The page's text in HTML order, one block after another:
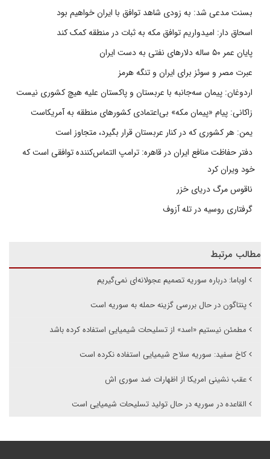
بسنت مدعی شد: به زودی شاهد توافق با ایران خواهیم بود
اسحاق دار: امیدواریم توافق مکه به ثبات در منطقه کمک کند
پایان عمر ۵۰ ساله دلارهای نفتی به دست ایران
عبرت مصر و سوئز برای ایران و تنگه هرمز
اردوغان: پیمان سه‌جانبه با عربستان و پاکستان علیه هیچ کشوری نیست
زاکانی: پیام «پیمان مکه» بی‌اعتمادی کشورهای منطقه به آمریکاست
یمن: هر کشوری که در کنار عربستان قرار بگیرد، متجاوز است
دفتر حفاظت منافع ایران در قاهره: ترامپ التماس‌کننده توافقی است که
خود ویران کرد
ناقوس مرگ دریای خزر
گرفتاری روسیه در تله آزوف
مطالب مرتبط
اوباما: درباره سوریه تصمیم عجولانه‌ای نمی‌گیریم
پنتاگون در حال بررسی گزینه حمله به سوریه است
مطمئن نیستیم «اسد» از تسلیحات شیمیایی استفاده کرده باشد
کاخ سفید: سوریه سلاح شیمیایی استفاده نکرده است
عقب نشینی امریکا از اظهارات ضد سوری اش
القاعده در سوریه در حال تولید تسلیحات شیمیایی است